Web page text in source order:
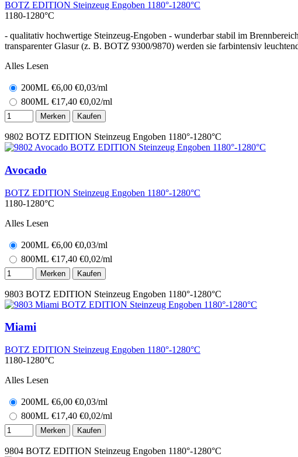
BOTZ EDITION Steinzeug Engoben 1180°-1280°C
1180-1280°C
- qualitativ hochwertige Steinzeug-Engoben - wunderbar stabil im
transparenter Glasur (z. B. BOTZ 9300/9870) werden sie farbintensiv
Alles Lesen
200ML €6,00 €0,03/ml
800ML €17,40 €0,02/ml
Merken Kaufen
9802 BOTZ EDITION Steinzeug Engoben 1180°-1280°C
Avocado
BOTZ EDITION Steinzeug Engoben 1180°-1280°C
1180-1280°C
Alles Lesen
200ML €6,00 €0,03/ml
800ML €17,40 €0,02/ml
Merken Kaufen
9803 BOTZ EDITION Steinzeug Engoben 1180°-1280°C
Miami
BOTZ EDITION Steinzeug Engoben 1180°-1280°C
1180-1280°C
Alles Lesen
200ML €6,00 €0,03/ml
800ML €17,40 €0,02/ml
Merken Kaufen
9804 BOTZ EDITION Steinzeug Engoben 1180°-1280°C